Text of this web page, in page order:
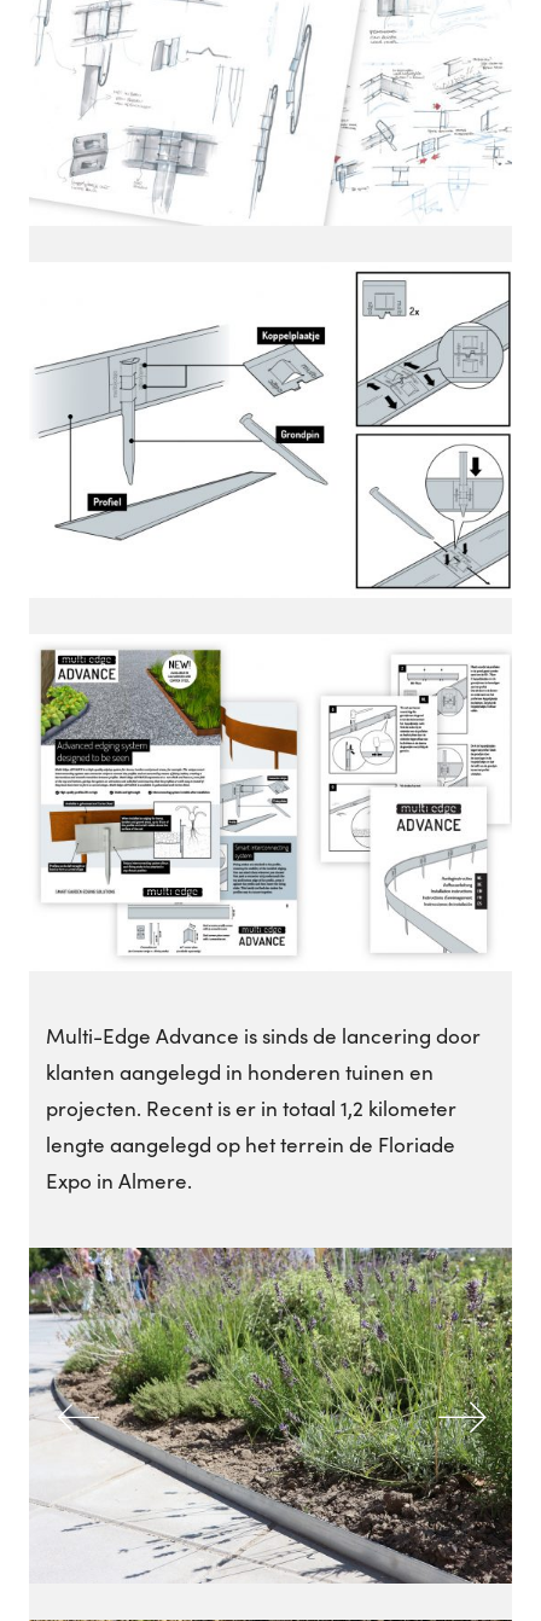
Multi-Edge Advance is sinds de lancering door
klanten aangelegd in honderen tuinen en
projecten. Recent is er in totaal 1,2 kilometer
lengte aangelegd op het terrein de Floriade
Expo in Almere.